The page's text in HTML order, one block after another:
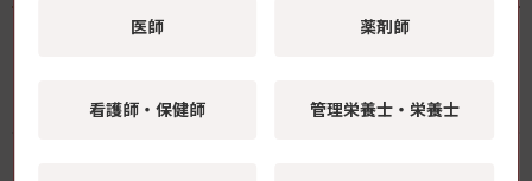
医師 薬剤師
看護師・保健師 管理栄養士・栄養士